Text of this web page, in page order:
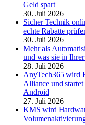
Geld spart
30. Juli 2026
Sicher Technik
echte Rabatte
30. Juli 2026
Mehr als
und was sie in
28. Juli 2026
AnyTech365 wird
Alliance und
Android
27. Juli 2026
KMS wird